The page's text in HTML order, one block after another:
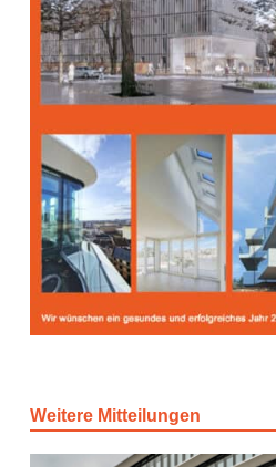
Weitere Mitteilungen